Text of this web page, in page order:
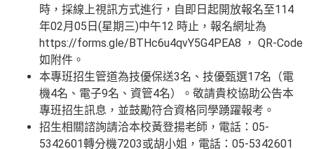
時，採線上視訊方式進行，自即日起開放報名至114
年02月05日(星期三)中午12 時止，報名網址為
https://forms.gle/BTHc6u4qvY5G4PEA8 ， QR-Code
如附件。
本專班招生管道為技優保送3名、技優甄選17名（電
機4名、電子9名、資管4名）。敬請貴校協助公告本
專班招生訊息，並鼓勵符合資格同學踴躍報考。
招生相關諮詢請洽本校黃登揚老師，電話：05-
5342601轉分機7203或胡小姐，電話：05-5342601